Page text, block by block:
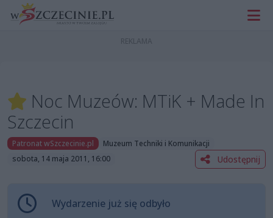
Noc Muzeów: MTiK + Made In
Szczecin
Patronat wSzczecinie.pl
Muzeum Techniki i Komunikacji
sobota, 14 maja 2011, 16:00
Udostępnij
Wydarzenie już się odbyło